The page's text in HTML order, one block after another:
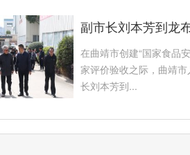
副市长刘本芳到龙
查指导工作
在曲靖市创建“国家食品
家评价验收之际，曲靖
长刘本芳到...